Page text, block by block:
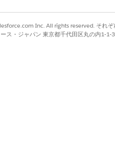
Inc. All rights reserved. それぞ
ス・ジャパン 東京都千代田区丸の内1-1-